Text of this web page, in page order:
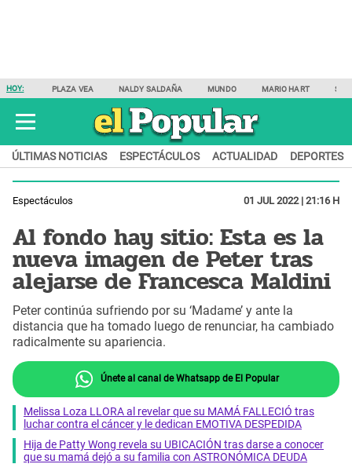
HOY: PLAZA VEA NALDY SALDAÑA MUNDO MARIO HART
ÚLTIMAS NOTICIAS ESPECTÁCULOS ACTUALIDAD DEPORTES
Espectáculos 01 JUL 2022 | 21:16 H
Al fondo hay sitio: Esta es la
nueva imagen de Peter tras
alejarse de Francesca Maldini
Peter continúa sufriendo por su ‘Madame’ y ante la
distancia que ha tomado luego de renunciar, ha cambiado
radicalmente su apariencia.
Únete al canal de Whatsapp de El Popular
Melissa Loza LLORA al revelar que su MAMÁ FALLECIÓ tras
luchar contra el cáncer y le dedican EMOTIVA DESPEDIDA
Hija de Patty Wong revela su UBICACIÓN tras darse a conocer
que su mamá dejó a su familia con ASTRONÓMICA DEUDA